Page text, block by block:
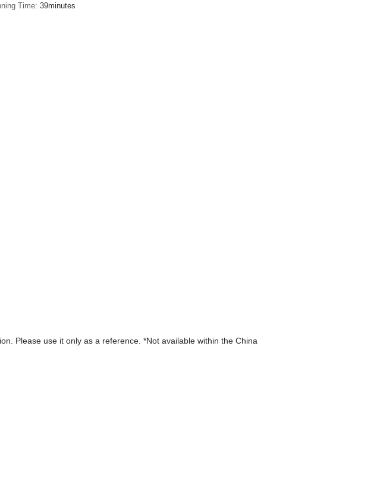
Time 39minutes
Please use it only as a reference. *Not available within the China